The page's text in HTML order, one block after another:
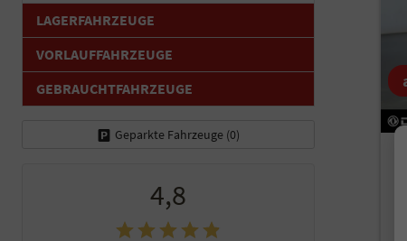
LAGERFAHRZEUGE
VORLAUFFAHRZEUGE
GEBRAUCHTFAHRZEUGE
Geparkte Fahrzeuge (0)
4,8